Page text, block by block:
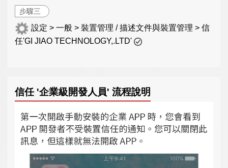
步驟三
設定 > 一般 > 裝置管理 / 描述文件與裝置管理 > 信
任'GI JIAO TECHNOLOGY,.LTD'
信任 '企業級開發人員' 流程說明